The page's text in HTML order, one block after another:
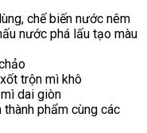
chế biến nước nêm
nước phá lấu tạo màu
trộn mì khô
dai giòn
phẩm cùng các